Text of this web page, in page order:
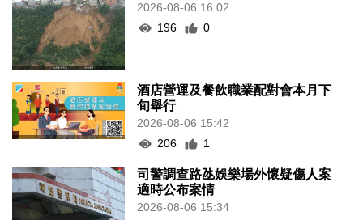
2026-08-06 16:02
196
0
酒店營運及餐飲職業配對會本月下
旬舉行
2026-08-06 15:42
206
1
司警調查路氹娛樂場外懷疑傷人案
適時公布案情
2026-08-06 15:34